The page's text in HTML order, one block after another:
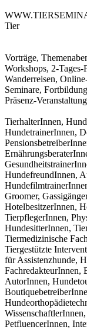
Tier
Vorträge,
Workshops, 2-Tages-
Wanderreisen,
Seminare,
Präsenz-
TierhalterInnen,
HundetrainerInnen,
HundefreundInnen,
Groomer,
HotelbesitzerInnen,
TierpflegerInnen,
HundesitterInnen,
Tiermedizinische
Tiergestützte
für Assistenzhunde,
FachredakteurInnen,
AutorInnen,
PetfluencerInnen,